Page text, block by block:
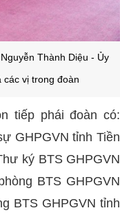
Thành Diệu - Ủy
các vị trong đoàn
tiếp phái đoàn có:
GHPGVN tỉnh Tiền
ký BTS GHPGVN
BTS GHPGVN
BTS GHPGVN tỉnh